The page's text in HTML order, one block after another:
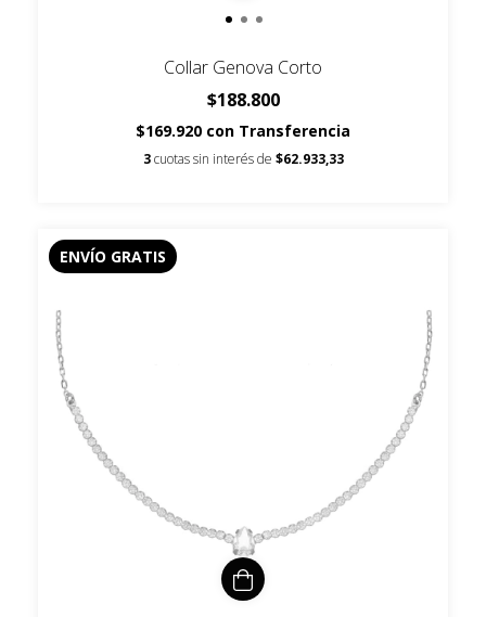
Collar Genova Corto
$188.800
$169.920 con Transferencia
3 cuotas sin interés de $62.933,33
ENVÍO GRATIS